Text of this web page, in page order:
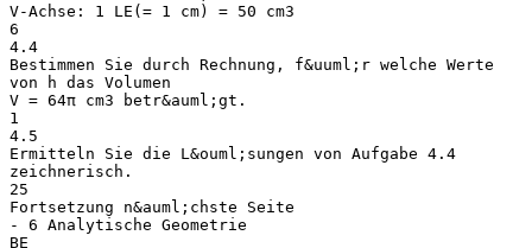
V-Achse: 1 LE(= 1 cm) = 50 cm3
6
4.4
Bestimmen Sie durch Rechnung, f&uuml;r welche Werte
von h das Volumen
V = 64π cm3 betr&auml;gt.
1
4.5
Ermitteln Sie die L&ouml;sungen von Aufgabe 4.4
zeichnerisch.
25
Fortsetzung n&auml;chste Seite
- 6 Analytische Geometrie
BE